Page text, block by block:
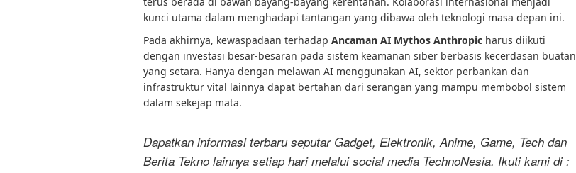
kunci utama dalam menghadapi tantangan yang dibawa oleh teknologi masa depan ini.
Pada akhirnya, kewaspadaan terhadap Ancaman AI Mythos Anthropic harus diikuti
dengan investasi besar-besaran pada sistem keamanan siber berbasis kecerdasan buatan
yang setara. Hanya dengan melawan AI menggunakan AI, sektor perbankan dan
infrastruktur vital lainnya dapat bertahan dari serangan yang mampu membobol sistem
dalam sekejap mata.
Dapatkan informasi terbaru seputar Gadget, Elektronik, Anime, Game, Tech dan
Berita Tekno lainnya setiap hari melalui social media TechnoNesia. Ikuti kami di :